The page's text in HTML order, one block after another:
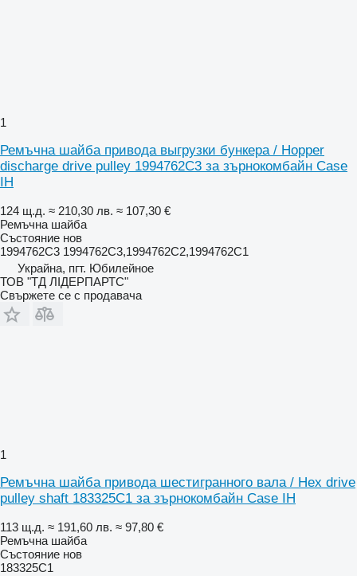
1
Ремъчна шайба привода выгрузки бункера / Hopper
discharge drive pulley 1994762C3 за зърнокомбайн Case
IH
124 щ.д. ≈ 210,30 лв. ≈ 107,30 €
Ремъчна шайба
Състояние нов
1994762C3 1994762C3,1994762C2,1994762C1
Украйна, пгт. Юбилейное
ТОВ "ТД ЛІДЕРПАРТС"
Свържете се с продавача
1
Ремъчна шайба привода шестигранного вала / Hex drive
pulley shaft 183325C1 за зърнокомбайн Case IH
113 щ.д. ≈ 191,60 лв. ≈ 97,80 €
Ремъчна шайба
Състояние нов
183325C1